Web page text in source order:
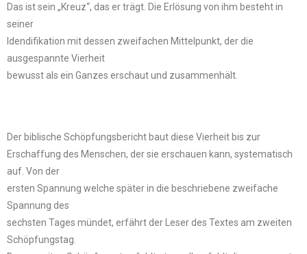
Das ist sein „Kreuz“, das er trägt. Die Erlösung von ihm besteht in
seiner
Idendifikation mit dessen zweifachen Mittelpunkt, der die
ausgespannte Vierheit
bewusst als ein Ganzes erschaut und zusammenhält.
Der biblische Schöpfungsbericht baut diese Vierheit bis zur
Erschaffung des Menschen, der sie erschauen kann, systematisch
auf. Von der
ersten Spannung welche später in die beschriebene zweifache
Spannung des
sechsten Tages mündet, erfährt der Leser des Textes am zweiten
Schöpfungstag.